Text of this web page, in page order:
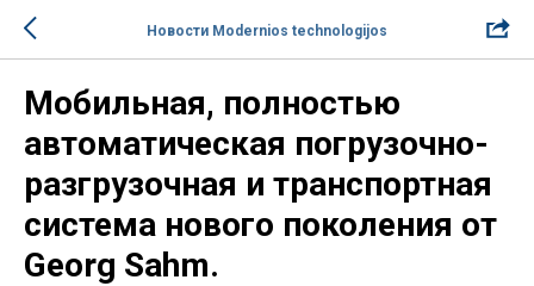
Новости Modernios technologijos
Мобильная, полностью
автоматическая погрузочно-
разгрузочная и транспортная
система нового поколения от
Georg Sahm.